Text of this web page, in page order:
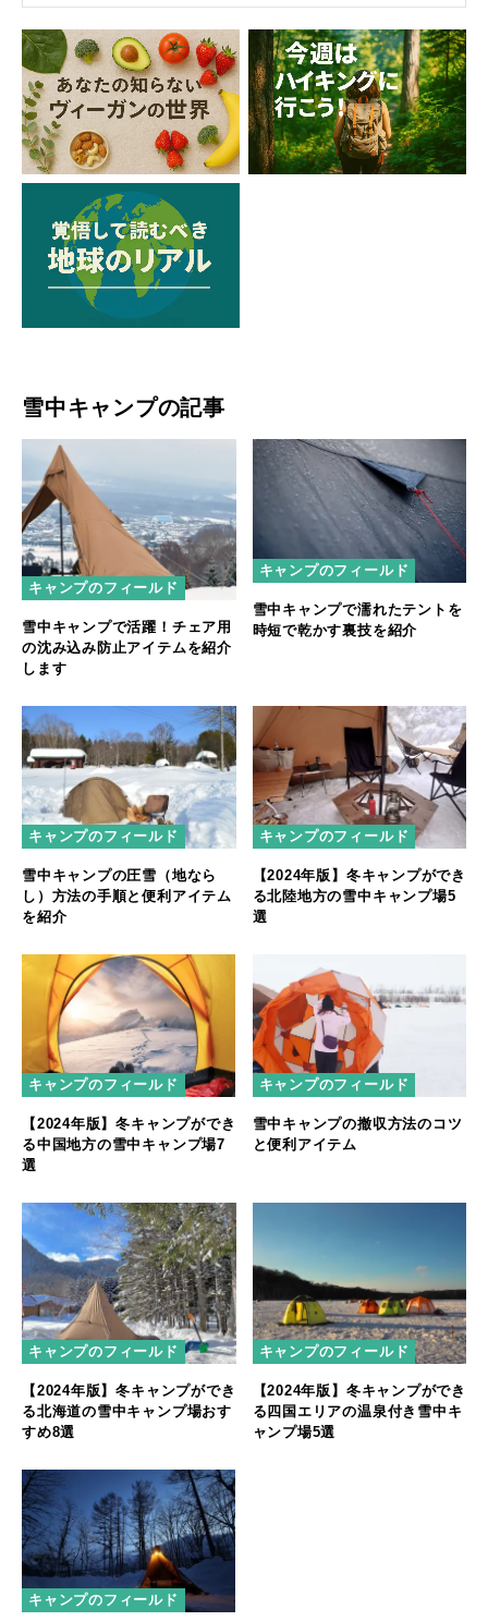
雪中キャンプの記事
キャンプのフィールド
雪中キャンプで活躍！チェア用
の沈み込み防止アイテムを紹介
します
キャンプのフィールド
雪中キャンプで濡れたテントを
時短で乾かす裏技を紹介
キャンプのフィールド
雪中キャンプの圧雪（地なら
し）方法の手順と便利アイテム
を紹介
キャンプのフィールド
【2024年版】冬キャンプができ
る北陸地方の雪中キャンプ場5
選
キャンプのフィールド
【2024年版】冬キャンプができ
る中国地方の雪中キャンプ場7
選
キャンプのフィールド
雪中キャンプの撤収方法のコツ
と便利アイテム
キャンプのフィールド
【2024年版】冬キャンプができ
る北海道の雪中キャンプ場おす
すめ8選
キャンプのフィールド
【2024年版】冬キャンプができ
る四国エリアの温泉付き雪中キ
ャンプ場5選
キャンプのフィールド